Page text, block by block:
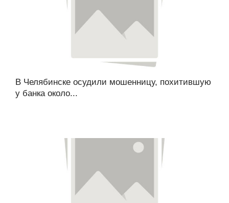
В Челябинске осудили мошенницу, похитившую
у банка около...